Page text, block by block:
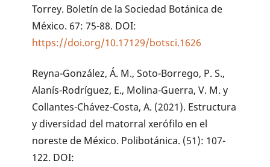
Torrey. Boletín de la Sociedad Botánica de
México. 67: 75-88. DOI:
https://doi.org/10.17129/botsci.1626
Reyna-González, Á. M., Soto-Borrego, P. S.,
Alanís-Rodríguez, E., Molina-Guerra, V. M. y
Collantes-Chávez-Costa, A. (2021). Estructura
y diversidad del matorral xerófilo en el
noreste de México. Polibotánica. (51): 107-
122. DOI: